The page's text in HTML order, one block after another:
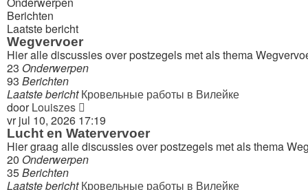
Berichten
Laatste bericht
Wegvervoer
Hier alle discussies over postzegels met als thema
23 Onderwerpen
93 Berichten
Laatste bericht Кровельные работы в Вилейке
doorLouiszes
laatste
bericht
vr jul 10, 2026 17:19
Lucht en Watervervoer
Hier graag alle discussies over postzegels met als thema
20 Onderwerpen
35Berichten
Laatste bericht Кровельные работы в Вилейке